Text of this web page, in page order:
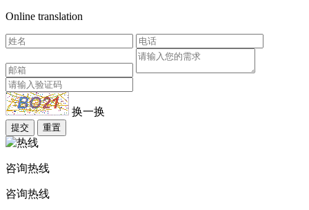
Online translation
换一换
提交 重置
咨询热线
咨询热线